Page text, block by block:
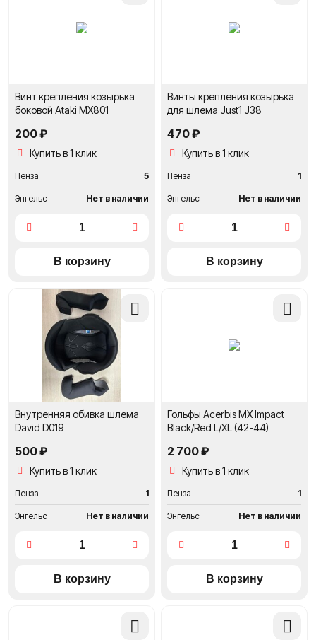
Винт крепления козырька
боковой Ataki MX801
200 ₽
Купить в 1 клик
Пенза 5
Энгельс Нет в наличии
Винты крепления козырька
для шлема Just1 J38
470 ₽
Купить в 1 клик
Пенза 1
Энгельс Нет в наличии
Добавить
в
Внутренняя обивка шлема
David D019
500 ₽
Купить в 1 клик
Пенза 1
Энгельс Нет в наличии
Гольфы Acerbis MX Impact
Black/Red L/XL (42-44)
2 700 ₽
Купить в 1 клик
Пенза 1
Энгельс Нет в наличии
Добавить